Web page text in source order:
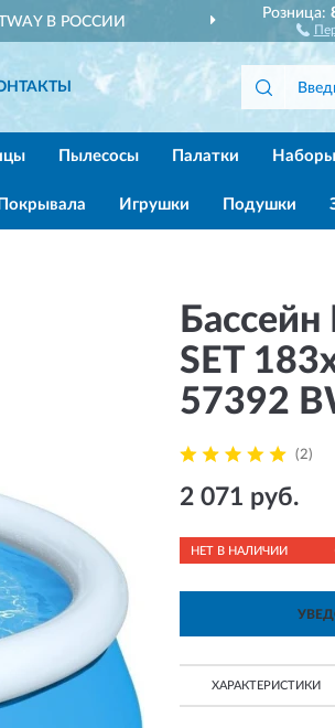
ДОСТАВИМ ПО ВСЕЙ
Розница:
Пылесосы Палатки
Покрывала Игрушки Подушки
Бассейн
SET
57392
(2)
2 071 руб.
НЕТ В НАЛИЧИИ
ХАРАКТЕРИСТИКИ